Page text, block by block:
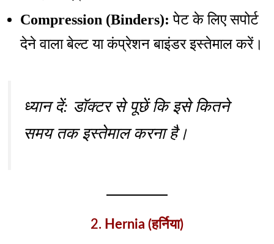
Compression (Binders): पेट के लिए सपोर्ट
देने वाला बेल्ट या कंप्रेशन बाइंडर इस्तेमाल करें।
ध्यान दें: डॉक्टर से पूछें कि इसे कितने
समय तक इस्तेमाल करना है।
2. Hernia (हर्निया)